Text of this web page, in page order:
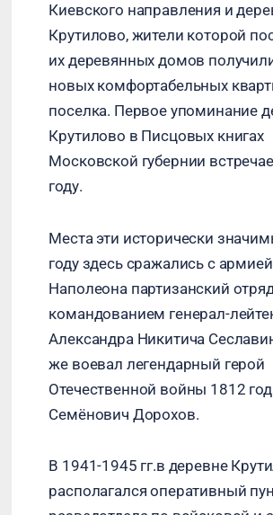
Киевского направления и
Крутилово, жители которой
их деревянных домов
новых комфортабельных
поселка. Первое упоминание
Крутилово в Писцовых книгах
Московской губернии
году.
Места эти исторически
году здесь сражались с армией
Наполеона партизанский
командованием генерал-
Александра Никитича
же воевал легендарный герой
Отечественной войны 1812
Семёнович Дорохов.
В 1941-1945 гг.в деревне
располагался оперативный